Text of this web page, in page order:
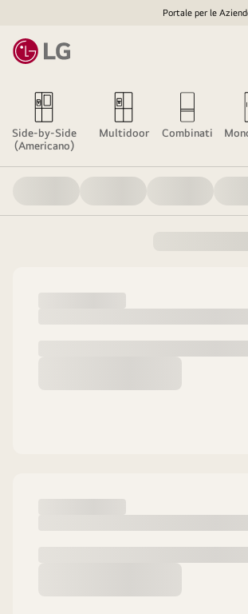
Portale per le
Side-by-Side
(Americano)
Multidoor Combinati